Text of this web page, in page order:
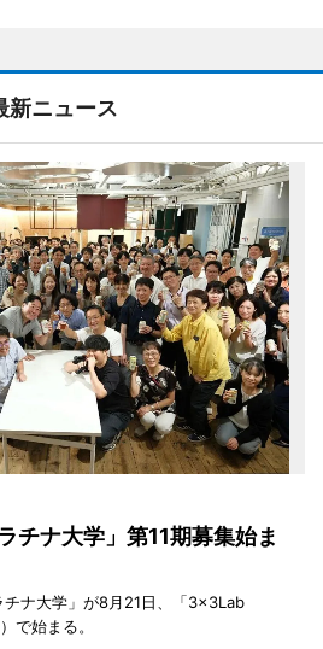
新ニュース
チナ大学」第11期募集始ま
ナ大学」が8月21日、「3×3Lab
で始まる。